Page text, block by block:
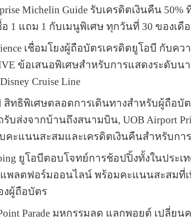
Michelin Guide รับเครดิตเงินคืน 50%
1 แถม 1 กับเมนูพิเศษ ทุกวันที่ 30 ของเดื
เชื่อมโยงผู้ถือบัตรเครดิตยูโอบี กับคว
ข้อเสนอพิเศษสำหรับการแสดงระดับน
Disney Cruise Line
สิทธิพิเศษตลอดการเดินทางสำหรับผู้ถือบั
รับส่งจากบ้านถึงสนามบิน, UOB Airport
ะแนนสะสมและเครดิตเงินคืนสำหรับกา
ยูโอบีตอบโจทย์การช้อปปิ้งทั้งในประเ
พลตฟอร์มออนไลน์ พร้อมคะแนนสะสมที่
ผู้ถือบัตร
Parade มหกรรมลด แลกพอยต์ เปลี่ยน